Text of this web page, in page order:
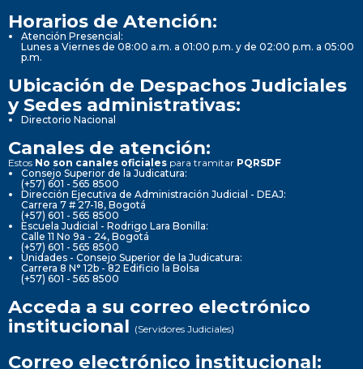
Horarios de Atención:
Atención Presencial:
Lunes a Viernes de 08:00 a.m. a 01:00 p.m. y de 02:00 p.m. a 05:00
p.m.
Ubicación de Despachos Judiciales
y Sedes administrativas:
Directorio Nacional
Canales de atención:
Estos No son canales oficiales para tramitar PQRSDF
Consejo Superior de la Judicatura:
(+57) 601 - 565 8500
Dirección Ejecutiva de Administración Judicial - DEAJ:
Carrera 7 # 27-18, Bogotá
(+57) 601 - 565 8500
Escuela Judicial - Rodrigo Lara Bonilla:
Calle 11 No 9a - 24, Bogotá
(+57) 601 - 565 8500
Unidades - Consejo Superior de la Judicatura:
Carrera 8 N° 12b - 82 Edificio la Bolsa
(+57) 601 - 565 8500
Acceda a su correo electrónico
institucional (Servidores Judiciales)
Correo electrónico institucional: